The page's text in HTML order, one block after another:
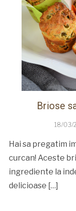
Briose
18/03/
Hai sa pregatim
curcan! Aceste
ingrediente la
delicioase […]